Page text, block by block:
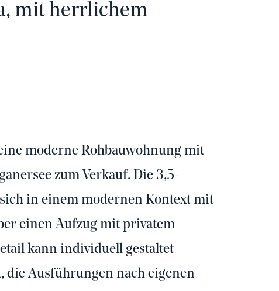
mit herrlichem
moderne Rohbauwohnung mit
zum Verkauf. Die 3,5-
in einem modernen Kontext mit
einen Aufzug mit privatem
kann individuell gestaltet
Ausführungen nach eigenen